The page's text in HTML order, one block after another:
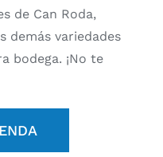
de Can Roda,
demás variedades
bodega. ¡No te